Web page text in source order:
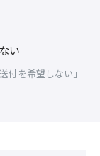
い
付を希望しない」